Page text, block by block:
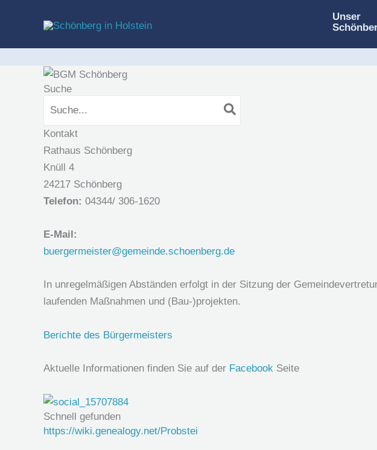
Unser
Suche
for:
Kontakt
Rathaus Schönberg
Knüll 4
24217 Schönberg
Telefon: 04344/ 306-1620
E-Mail:
buergermeister@gemeinde.schoenberg.de
In unregelmäßigen Abständen erfolgt in der Sitzung der
laufenden Maßnahmen und (Bau-)projekten.
Berichte des Bürgermeisters
Aktuelle Informationen finden Sie auf der Facebook Seite
Schnell gefunden
https://wiki.genealogy.net/Probstei